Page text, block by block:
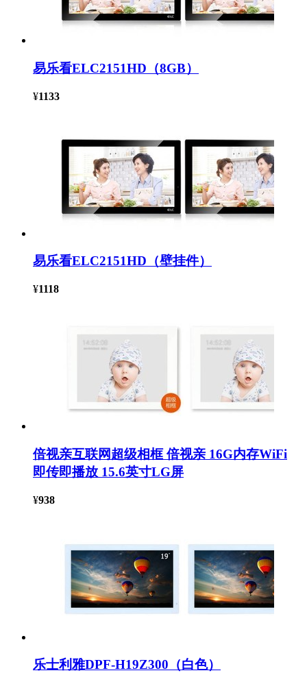
易乐看ELC2151HD（8GB）
¥1133
易乐看ELC2151HD（壁挂件）
¥1118
倍视亲互联网超级相框 倍视亲 16G内存WiFi
即传即播放 15.6英寸LG屏
¥938
乐士利雅DPF-H19Z300（白色）